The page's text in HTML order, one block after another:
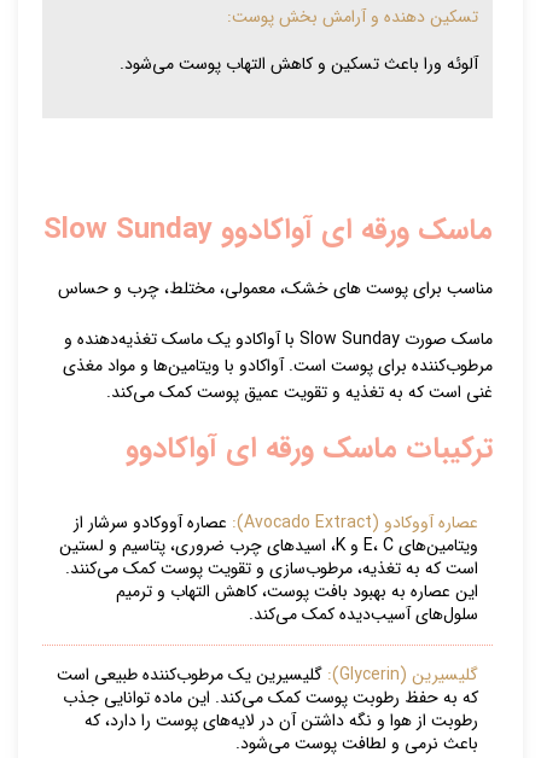
تسکین دهنده و آرامش بخش پوست:
آلوئه ورا باعث تسکین و کاهش التهاب پوست می‌شود.
ماسک ورقه ای آواکادوو Slow Sunday
مناسب برای پوست های خشک، معمولی، مختلط، چرب و حساس
ماسک صورت Slow Sunday با آواکادو یک ماسک تغذیه‌دهنده و
مرطوب‌کننده برای پوست است. آواکادو با ویتامین‌ها و مواد مغذی
غنی است که به تغذیه و تقویت عمیق پوست کمک می‌کند.
ترکیبات ماسک ورقه ای آواکادوو
عصاره آووکادو (Avocado Extract):
عصاره آووکادو سرشار از
ویتامین‌های E، C و K، اسیدهای چرب ضروری، پتاسیم و لستین
است که به تغذیه، مرطوب‌سازی و تقویت پوست کمک می‌کنند.
این عصاره به بهبود بافت پوست، کاهش التهاب و ترمیم
سلول‌های آسیب‌دیده کمک می‌کند.
گلیسیرین (Glycerin):
گلیسیرین یک مرطوب‌کننده طبیعی است
که به حفظ رطوبت پوست کمک می‌کند. این ماده توانایی جذب
رطوبت از هوا و نگه داشتن آن در لایه‌های پوست را دارد، که
باعث نرمی و لطافت پوست می‌شود.